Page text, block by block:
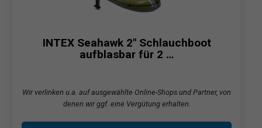
INTEX Seahawk 2" Schlauchboot
aufblasbar für 2 …
Wir verlinken u.a. auf ausgewählte Online-Shops und Partner, von
denen wir ggf. eine Vergütung erhalten.